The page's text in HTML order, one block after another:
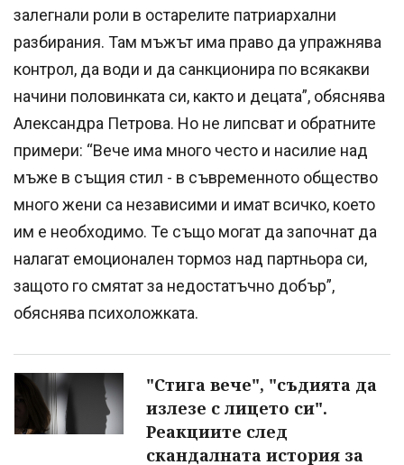
залегнали роли в остарелите патриархални
разбирания. Там мъжът има право да упражнява
контрол, да води и да санкционира по всякакви
начини половинката си, както и децата”, обяснява
Александра Петрова. Но не липсват и обратните
примери: “Вече има много често и насилие над
мъже в същия стил - в съвременното общество
много жени са независими и имат всичко, което
им е необходимо. Те също могат да започнат да
налагат емоционален тормоз над партньора си,
защото го смятат за недостатъчно добър”,
обяснява психоложката.
"Стига вече", "съдията да
излезе с лицето си".
Реакциите след
скандалната история за